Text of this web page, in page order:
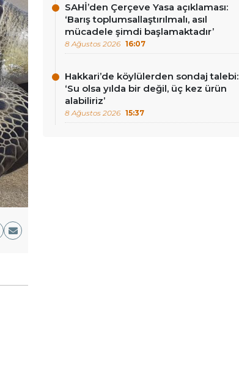
SAHİ’den Çerçeve Yasa açıklaması:
‘Barış toplumsallaştırılmalı, asıl
mücadele şimdi başlamaktadır’
8 Ağustos 2026 16:07
Hakkari’de köylülerden sondaj talebi:
‘Su olsa yılda bir değil, üç kez ürün
alabiliriz’
8 Ağustos 2026 15:37